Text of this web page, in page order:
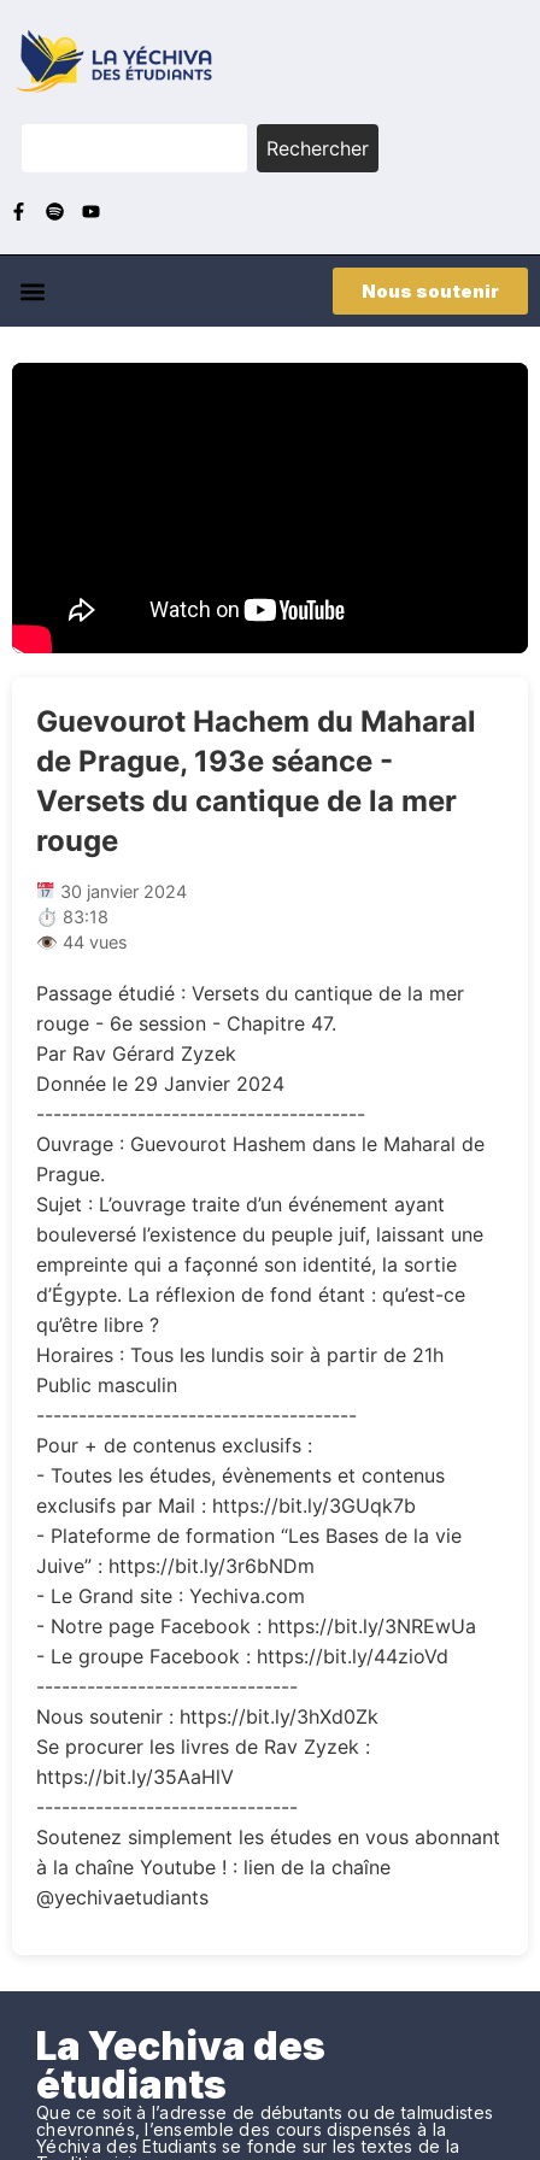
Rechercher
Nous soutenir
Guevourot Hachem du Maharal
de Prague, 193e séance -
Versets du cantique de la mer
rouge
30 janvier 2024
⏱ 83:18
👁 44 vues
Passage étudié : Versets du cantique de la mer
rouge - 6e session - Chapitre 47.
Par Rav Gérard Zyzek
Donnée le 29 Janvier 2024
---------------------------------------
Ouvrage : Guevourot Hashem dans le Maharal de
Prague.
Sujet : L’ouvrage traite d’un événement ayant
bouleversé l’existence du peuple juif, laissant une
empreinte qui a façonné son identité, la sortie
d’Égypte. La réflexion de fond étant : qu’est-ce
qu’être libre ?
Horaires : Tous les lundis soir à partir de 21h
Public masculin
--------------------------------------
Pour + de contenus exclusifs :
- Toutes les études, évènements et contenus
exclusifs par Mail : https://bit.ly/3GUqk7b
- Plateforme de formation “Les Bases de la vie
Juive” : https://bit.ly/3r6bNDm
- Le Grand site : Yechiva.com
- Notre page Facebook : https://bit.ly/3NREwUa
- Le groupe Facebook : https://bit.ly/44zioVd
-------------------------------
Nous soutenir : https://bit.ly/3hXd0Zk
Se procurer les livres de Rav Zyzek :
https://bit.ly/35AaHlV
-------------------------------
Soutenez simplement les études en vous abonnant
à la chaîne Youtube ! : lien de la chaîne
@yechivaetudiants
La Yechiva des
étudiants
Que ce soit à l’adresse de débutants ou de talmudistes
chevronnés, l’ensemble des cours dispensés à la
Yéchiva des Etudiants se fonde sur les textes de la